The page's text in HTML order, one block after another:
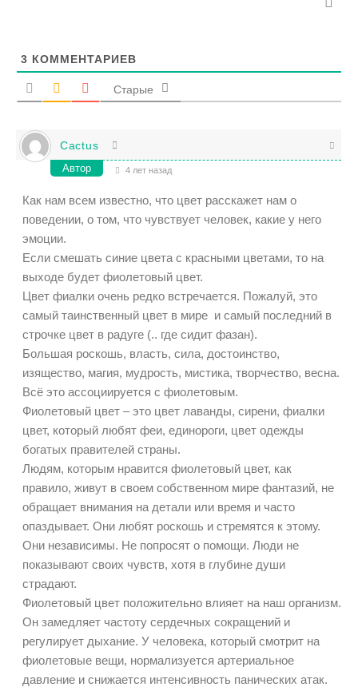
3 КОММЕНТАРИЕВ
Старые
Cactus
Автор 4 лет назад
Как нам всем известно, что цвет расскажет нам о
поведении, о том, что чувствует человек, какие у него
эмоции.
Если смешать синие цвета с красными цветами, то на
выходе будет фиолетовый цвет.
Цвет фиалки очень редко встречается. Пожалуй, это
самый таинственный цвет в мире и самый последний в
строчке цвет в радуге (.. где сидит фазан).
Большая роскошь, власть, сила, достоинство,
изящество, магия, мудрость, мистика, творчество, весна.
Всё это ассоциируется с фиолетовым.
Фиолетовый цвет – это цвет лаванды, сирени, фиалки
цвет, который любят феи, единороги, цвет одежды
богатых правителей страны.
Людям, которым нравится фиолетовый цвет, как
правило, живут в своем собственном мире фантазий, не
обращает внимания на детали или время и часто
опаздывает. Они любят роскошь и стремятся к этому.
Они независимы. Не попросят о помощи. Люди не
показывают своих чувств, хотя в глубине души
страдают.
Фиолетовый цвет положительно влияет на наш организм.
Он замедляет частоту сердечных сокращений и
регулирует дыхание. У человека, который смотрит на
фиолетовые вещи, нормализуется артериальное
давление и снижается интенсивность панических атак.